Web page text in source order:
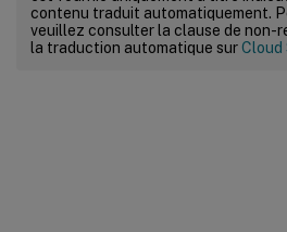
contenu traduit automatiquement.
veuillez consulter la clause de non-
la traduction automatique surCloud